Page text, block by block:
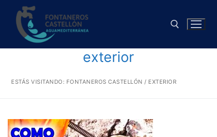
contenido
exterior
ESTÁS VISITANDO: FONTANEROS CASTELLÓN / EXTERIOR